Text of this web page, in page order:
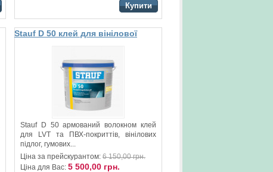
Купити
Stauf D 50 клей для вінілової
Stauf D 50 армований волокном клей
для LVT та ПВХ-покриттів, вінілових
підлог, гумових...
Ціна за прейскурантом: 6 150,00 грн.
Ціна для Вас: 5 500,00 грн.